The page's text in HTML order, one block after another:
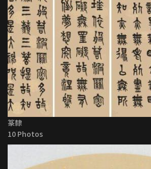
篆隸
10 Photos